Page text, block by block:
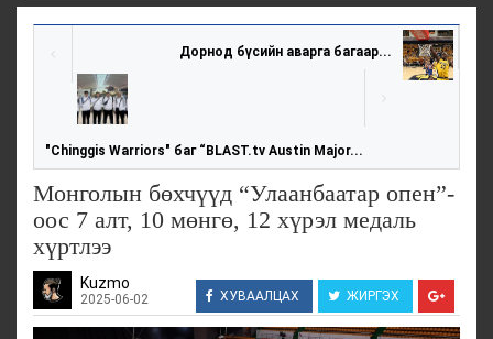
Дорнод бүсийн аварга багаар...
"Chinggis Warriors" баг “BLAST.tv Austin Major...
Монголын бөхчүүд “Улаанбаатар опен”-
оос 7 алт, 10 мөнгө, 12 хүрэл медаль
хүртлээ
Kuzmo
2025-06-02 ХУВААЛЦАХ ЖИРГЭХ